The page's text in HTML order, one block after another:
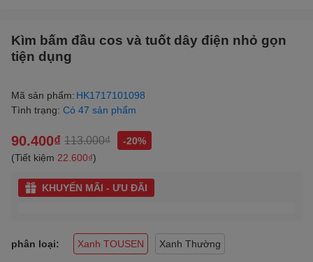
Kìm bấm đầu cos và tuốt dây điện nhỏ gọn
tiện dụng
Mã sản phẩm: HK1717101098
Tình trạng: Có 47 sản phẩm
90.400₫ 113.000₫
-20%
(Tiết kiệm 22.600₫)
KHUYẾN MÃI - ƯU ĐÃI
phân loại: Xanh TOUSEN Xanh Thường